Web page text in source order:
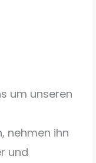
um unseren
nehmen ihn
und